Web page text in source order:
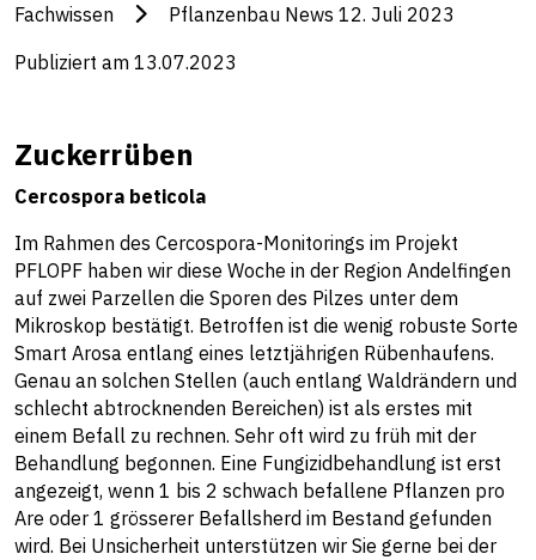
Fachwissen Pflanzenbau News 12. Juli 2023
Publiziert am 13.07.2023
Zuckerrüben
Cercospora beticola
Im Rahmen des Cercospora-Monitorings im Projekt
PFLOPF haben wir diese Woche in der Region Andelfingen
auf zwei Parzellen die Sporen des Pilzes unter dem
Mikroskop bestätigt. Betroffen ist die wenig robuste Sorte
Smart Arosa entlang eines letztjährigen Rübenhaufens.
Genau an solchen Stellen (auch entlang Waldrändern und
schlecht abtrocknenden Bereichen) ist als erstes mit
einem Befall zu rechnen. Sehr oft wird zu früh mit der
Behandlung begonnen. Eine Fungizidbehandlung ist erst
angezeigt, wenn 1 bis 2 schwach befallene Pflanzen pro
Are oder 1 grösserer Befallsherd im Bestand gefunden
wird. Bei Unsicherheit unterstützen wir Sie gerne bei der